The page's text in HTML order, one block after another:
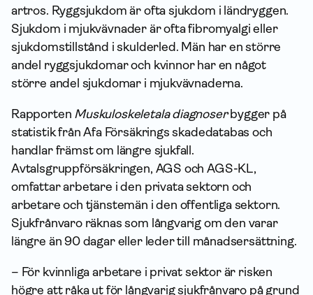
artros. Ryggsjukdom är ofta sjukdom i ländryggen.
Sjukdom i mjukvävnader är ofta fibromyalgi eller
sjukdomstillstånd i skulderled. Män har en större
andel ryggsjukdomar och kvinnor har en något
större andel sjukdomar i mjukvävnaderna.
Rapporten Muskuloskeletala diagnoserbygger på
statistik från Afa Försäkrings skadedatabas och
handlar främst om längre sjukfall.
Avtalsgruppförsäkringen, AGS och AGS-KL,
omfattar arbetare i den privata sektorn och
arbetare och tjänstemän i den offentliga sektorn.
Sjukfrånvaro räknas som långvarig om den varar
längre än 90 dagar eller leder till månadsersättning.
– För kvinnliga arbetare i privat sektor är risken
högre att råka ut för långvarig sjukfrånvaro på grund